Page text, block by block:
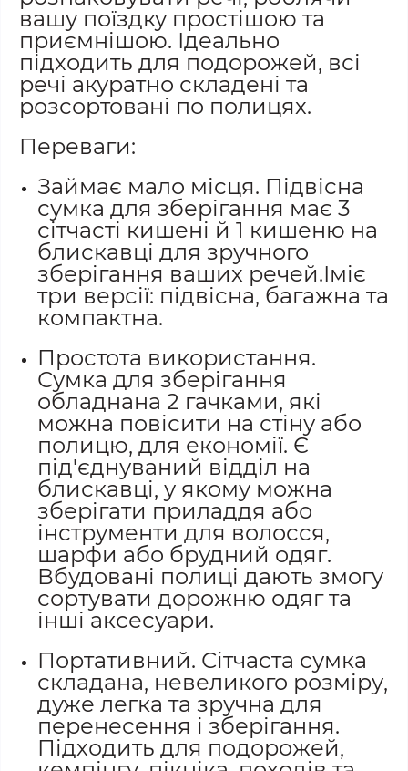
вашу поїздку простішою та
приємнішою. Ідеально
підходить для подорожей, всі
речі акуратно складені та
розсортовані по полицях.
Переваги:
Займає мало місця. Підвісна
сумка для зберігання має 3
сітчасті кишені й 1 кишеню на
блискавці для зручного
зберігання ваших речей.Іміє
три версії: підвісна, багажна та
компактна.
Простота використання.
Сумка для зберігання
обладнана 2 гачками, які
можна повісити на стіну або
полицю, для економії. Є
під'єднуваний відділ на
блискавці, у якому можна
зберігати приладдя або
інструменти для волосся,
шарфи або брудний одяг.
Вбудовані полиці дають змогу
сортувати дорожню одяг та
інші аксесуари.
Портативний. Сітчаста сумка
складана, невеликого розміру,
дуже легка та зручна для
перенесення і зберігання.
Підходить для подорожей,